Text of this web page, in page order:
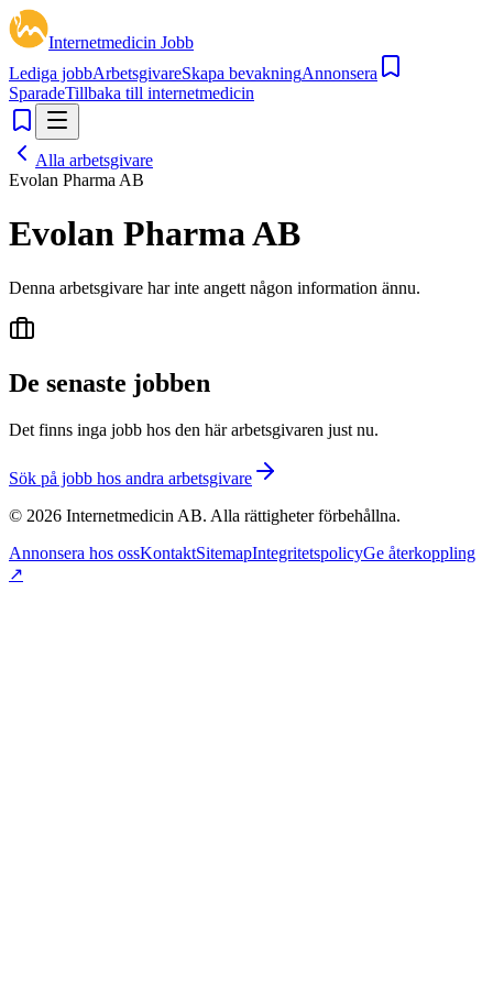
Internetmedicin Jobb
Lediga jobbArbetsgivareSkapa bevakningAnnonsera
SparadeTillbaka till internetmedicin
Alla arbetsgivare
Evolan Pharma AB
Evolan Pharma AB
Denna arbetsgivare har inte angett någon information ännu.
De senaste jobben
Det finns inga jobb hos den här arbetsgivaren just nu.
Sök på jobb hos andra arbetsgivare
© 2026 Internetmedicin AB. Alla rättigheter förbehållna.
Annonsera hos ossKontaktSitemapIntegritetspolicyGe återkoppling
↗